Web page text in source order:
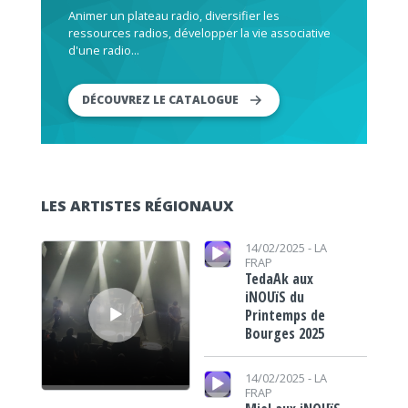
Animer un plateau radio, diversifier les
ressources radios, développer la vie associative
d'une radio...
DÉCOUVREZ LE CATALOGUE
LES ARTISTES RÉGIONAUX
Lecteur audio
Lecteur audio 14/02/2025 - LA
FRAP
TedaAk aux
iNOUïS du
Printemps de
Bourges 2025
Lecteur audio
14/02/2025 - LA
FRAP